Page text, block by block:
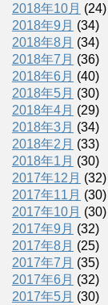
2018年10月 (24)
2018年9月 (34)
2018年8月 (34)
2018年7月 (36)
2018年6月 (40)
2018年5月 (30)
2018年4月 (29)
2018年3月 (34)
2018年2月 (33)
2018年1月 (30)
2017年12月 (32)
2017年11月 (30)
2017年10月 (30)
2017年9月 (32)
2017年8月 (25)
2017年7月 (35)
2017年6月 (32)
2017年5月 (30)